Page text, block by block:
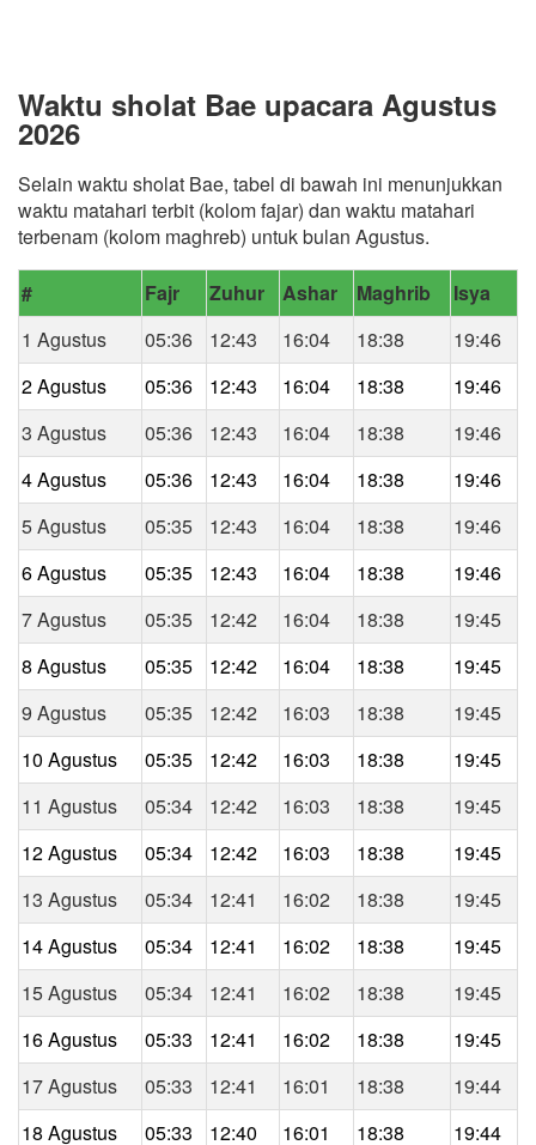
Waktu sholat Bae upacara Agustus
2026
Selain waktu sholat Bae, tabel di bawah ini menunjukkan
waktu matahari terbit (kolom fajar) dan waktu matahari
terbenam (kolom maghreb) untuk bulan Agustus.
# Fajr Zuhur Ashar Maghrib
Isya
1 Agustus
05:36 12:43 16:04 18:38
19:46
2 Agustus
05:36 12:43 16:04 18:38
19:46
3 Agustus
05:36 12:43 16:04 18:38
19:46
4 Agustus
05:36 12:43 16:04 18:38
19:46
5 Agustus
05:35 12:43 16:04 18:38
19:46
6 Agustus
05:35 12:43 16:04 18:38
19:46
7 Agustus
05:35 12:42 16:04 18:38
19:45
8 Agustus
05:35 12:42 16:04 18:38
19:45
9 Agustus
05:35 12:42 16:03 18:38
19:45
10 Agustus
05:35 12:42 16:03 18:38
19:45
11 Agustus
05:34 12:42 16:03 18:38
19:45
12 Agustus
05:34 12:42 16:03 18:38
19:45
13 Agustus
05:34 12:41 16:02 18:38
19:45
14 Agustus
05:34 12:41 16:02 18:38
19:45
15 Agustus
05:34 12:41 16:02 18:38
19:45
16 Agustus
05:33 12:41 16:02 18:38
19:45
17 Agustus
05:33 12:41 16:01 18:38
19:44
18 Agustus
05:33 12:40 16:01 18:38 19:44